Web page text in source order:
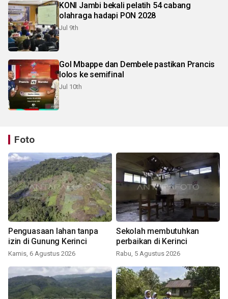
KONI Jambi bekali pelatih 54 cabang
olahraga hadapi PON 2028
Jul 9th
Gol Mbappe dan Dembele pastikan Prancis
lolos ke semifinal
Jul 10th
Foto
Penguasaan lahan tanpa
izin di Gunung Kerinci
Kamis, 6 Agustus 2026
Sekolah membutuhkan
perbaikan di Kerinci
Rabu, 5 Agustus 2026